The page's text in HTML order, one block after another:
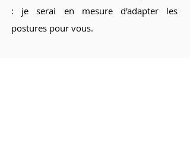
: je serai en mesure d'adapter les
postures pour vous.